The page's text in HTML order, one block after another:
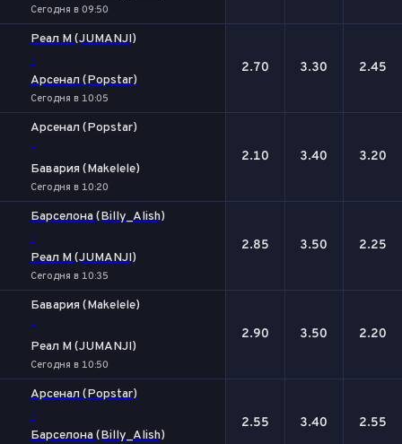
Сегодня в 09:50
Реал М (JUMANJI)
-
Арсенал (Popstar)
Сегодня в 10:05
2.70 3.30 2.45
Арсенал (Popstar)
-
Бавария (Makelele)
Сегодня в 10:20
2.10 3.40 3.20
Барселона (Billy_Alish)
-
Реал М (JUMANJI)
Сегодня в 10:35
2.85 3.50 2.25
Бавария (Makelele)
-
Реал М (JUMANJI)
Сегодня в 10:50
2.90 3.50 2.20
Арсенал (Popstar)
-
Барселона (Billy_Alish)
2.55 3.40 2.55